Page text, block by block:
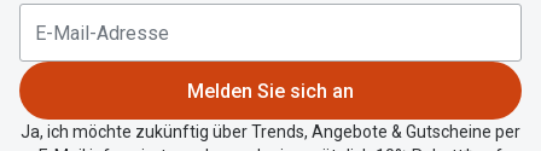
Melden Sie sich an
Ja, ich möchte zukünftig über Trends, Angebote & Gutscheine per